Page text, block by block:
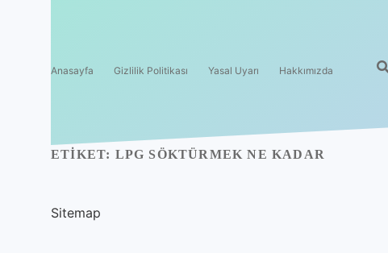
Anasayfa Gizlilik Politikası Yasal Uyarı Hakkımızda
ETIKET: LPG SÖKTÜRMEK NE KADAR
Sitemap